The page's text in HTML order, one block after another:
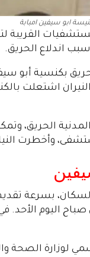
ابو سيفين امبابة
القريبة
سبب اندلاع الحريق.
بكنسية أبو
النيران اشتعلت
الحريق،
وأخطرت
بسرعة
اليوم